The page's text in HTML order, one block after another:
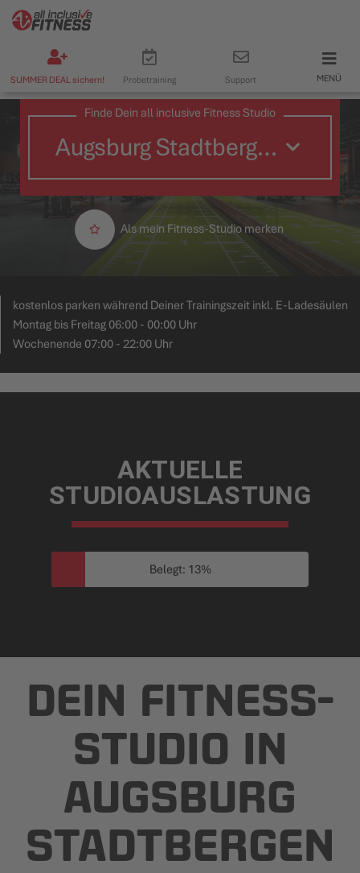
SUMMER DEAL sichern! Probetraining Support MENÜ
Finde Dein all inclusive Fitness Studio
Als mein Fitness-Studio merken
kostenlos parken während Deiner Trainingszeit inkl. E-Ladesäulen
Montag bis Freitag 06:00 - 00:00 Uhr
Wochenende 07:00 - 22:00 Uhr
AKTUELLE
STUDIOAUSLASTUNG
Belegt: 13%
DEIN FITNESS­
STUDIO IN
AUGSBURG
STADTBER­GEN